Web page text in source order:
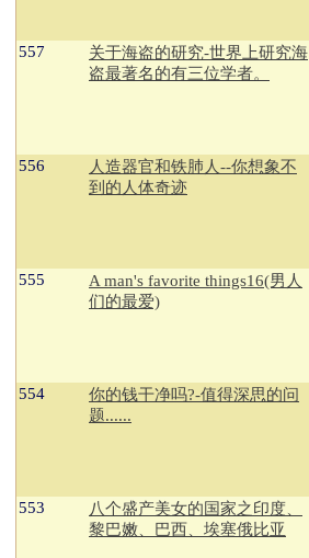
557
关于海盗的研究-世界上研究海
盗最著名的有三位学者。
556
人造器官和铁肺人--你想象不
到的人体奇迹
555
A man's favorite things16(男人
们的最爱)
554
你的钱干净吗?-值得深思的问
题......
553
八个盛产美女的国家之印度、
黎巴嫩、巴西、埃塞俄比亚